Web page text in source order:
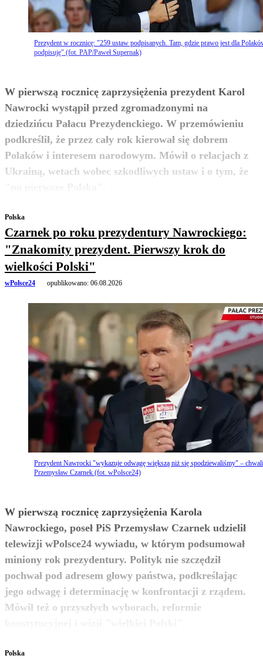
Prezydent w rocznicę: "259 ustaw podpisanych. Tam, gdzie prawo jest dla
podpisuję" (fot. PAP/Paweł Supernak)
W pierwszą rocznicę zaprzysiężenia prezydent Karol
Nawrocki wystąpił przed zgromadzonymi na
dziedzińcu Pałacu Prezydenckiego. W przemówieniu
podkreślił, że przez cały rok kierował się dobrem
Polaków i interesem narodowym. Mówił o relacjach z
Ukrainą, wetach wobec szkodliwych ustaw i o tym, że
zobacz więcej
Polska
Czarnek po roku prezydentury Nawrockiego:
"Znakomity prezydent. Pierwszy krok do
wielkości Polski"
wPolsce24 opublikowano: 06.08.2026
Prezydent Nawrocki "wykazuje odwagę większą niż się spodziewaliśmy" – chwali
Przemysław Czarnek (fot. wPolsce24)
W pierwszą rocznicę zaprzysiężenia Karola
Nawrockiego, poseł PiS Przemysław Czarnek udzielił
telewizji wPolsce24 wywiadu, w którym podsumował
miniony rok prezydentury. Polityk nie szczędził
pochwał pod adresem głowy państwa, podkreślając
jego odwagę i determinację w konfrontacji z rządem.
Mówił też o przyszłych wyborach, reformie
zobacz więcej
Polska